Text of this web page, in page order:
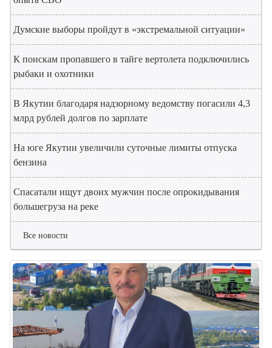
Думские выборы пройдут в «экстремальной ситуации»
К поискам пропавшего в тайге вертолета подключились
рыбаки и охотники
В Якутии благодаря надзорному ведомству погасили 4,3
млрд рублей долгов по зарплате
На юге Якутии увеличили суточные лимиты отпуска
бензина
Спасатали ищут двоих мужчин после опрокидывания
большегруза на реке
Все новости